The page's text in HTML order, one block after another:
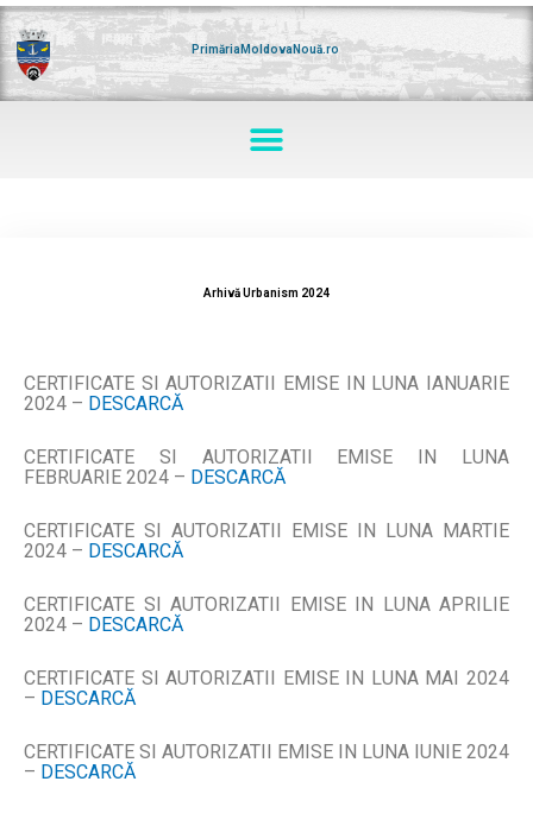
Skip
to
content
PrimăriaMoldovaNouă.ro
Menu
Arhivă Urbanism 2024
CERTIFICATE SI AUTORIZATII EMISE IN LUNA IANUARIE
2024 – DESCARCĂ
CERTIFICATE SI AUTORIZATII EMISE IN LUNA
FEBRUARIE 2024 – DESCARCĂ
CERTIFICATE SI AUTORIZATII EMISE IN LUNA MARTIE
2024 – DESCARCĂ
CERTIFICATE SI AUTORIZATII EMISE IN LUNA APRILIE
2024 – DESCARCĂ
CERTIFICATE SI AUTORIZATII EMISE IN LUNA MAI 2024
– DESCARCĂ
CERTIFICATE SI AUTORIZATII EMISE IN LUNA IUNIE 2024
– DESCARCĂ